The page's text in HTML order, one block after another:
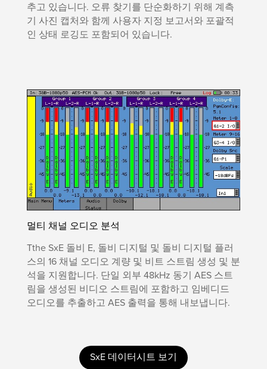
추고 있습니다. 오류 찾기를 단순화하기 위해 계측
기 사진 캡처와 함께 사용자 지정 보고서와 포괄적
인 상태 로깅도 포함되어 있습니다.
멀티 채널 오디오 분석
Tthe SxE 돌비 E, 돌비 디지털 및 돌비 디지털 플러
스의 16 채널 오디오 계량 및 비트 스트림 생성 및 분
석을 지원합니다. 단일 외부 48kHz 동기 AES 스트
림을 생성된 비디오 스트림에 포함하고 임베디드
오디오를 추출하고 AES 출력을 통해 내보냅니다.
SxE 데이터시트 보기